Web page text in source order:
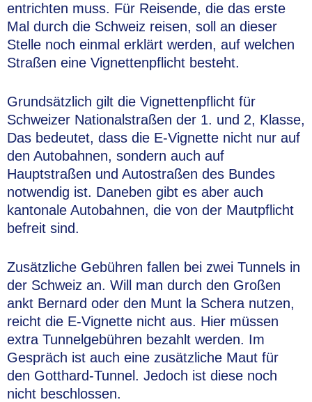
entrichten muss. Für Reisende, die das erste
Mal durch die Schweiz reisen, soll an dieser
Stelle noch einmal erklärt werden, auf welchen
Straßen eine Vignettenpflicht besteht.
Grundsätzlich gilt die Vignettenpflicht für
Schweizer Nationalstraßen der 1. und 2, Klasse,
Das bedeutet, dass die E-Vignette nicht nur auf
den Autobahnen, sondern auch auf
Hauptstraßen und Autostraßen des Bundes
notwendig ist. Daneben gibt es aber auch
kantonale Autobahnen, die von der Mautpflicht
befreit sind.
Zusätzliche Gebühren fallen bei zwei Tunnels in
der Schweiz an. Will man durch den Großen
ankt Bernard oder den Munt la Schera nutzen,
reicht die E-Vignette nicht aus. Hier müssen
extra Tunnelgebühren bezahlt werden. Im
Gespräch ist auch eine zusätzliche Maut für
den Gotthard-Tunnel. Jedoch ist diese noch
nicht beschlossen.